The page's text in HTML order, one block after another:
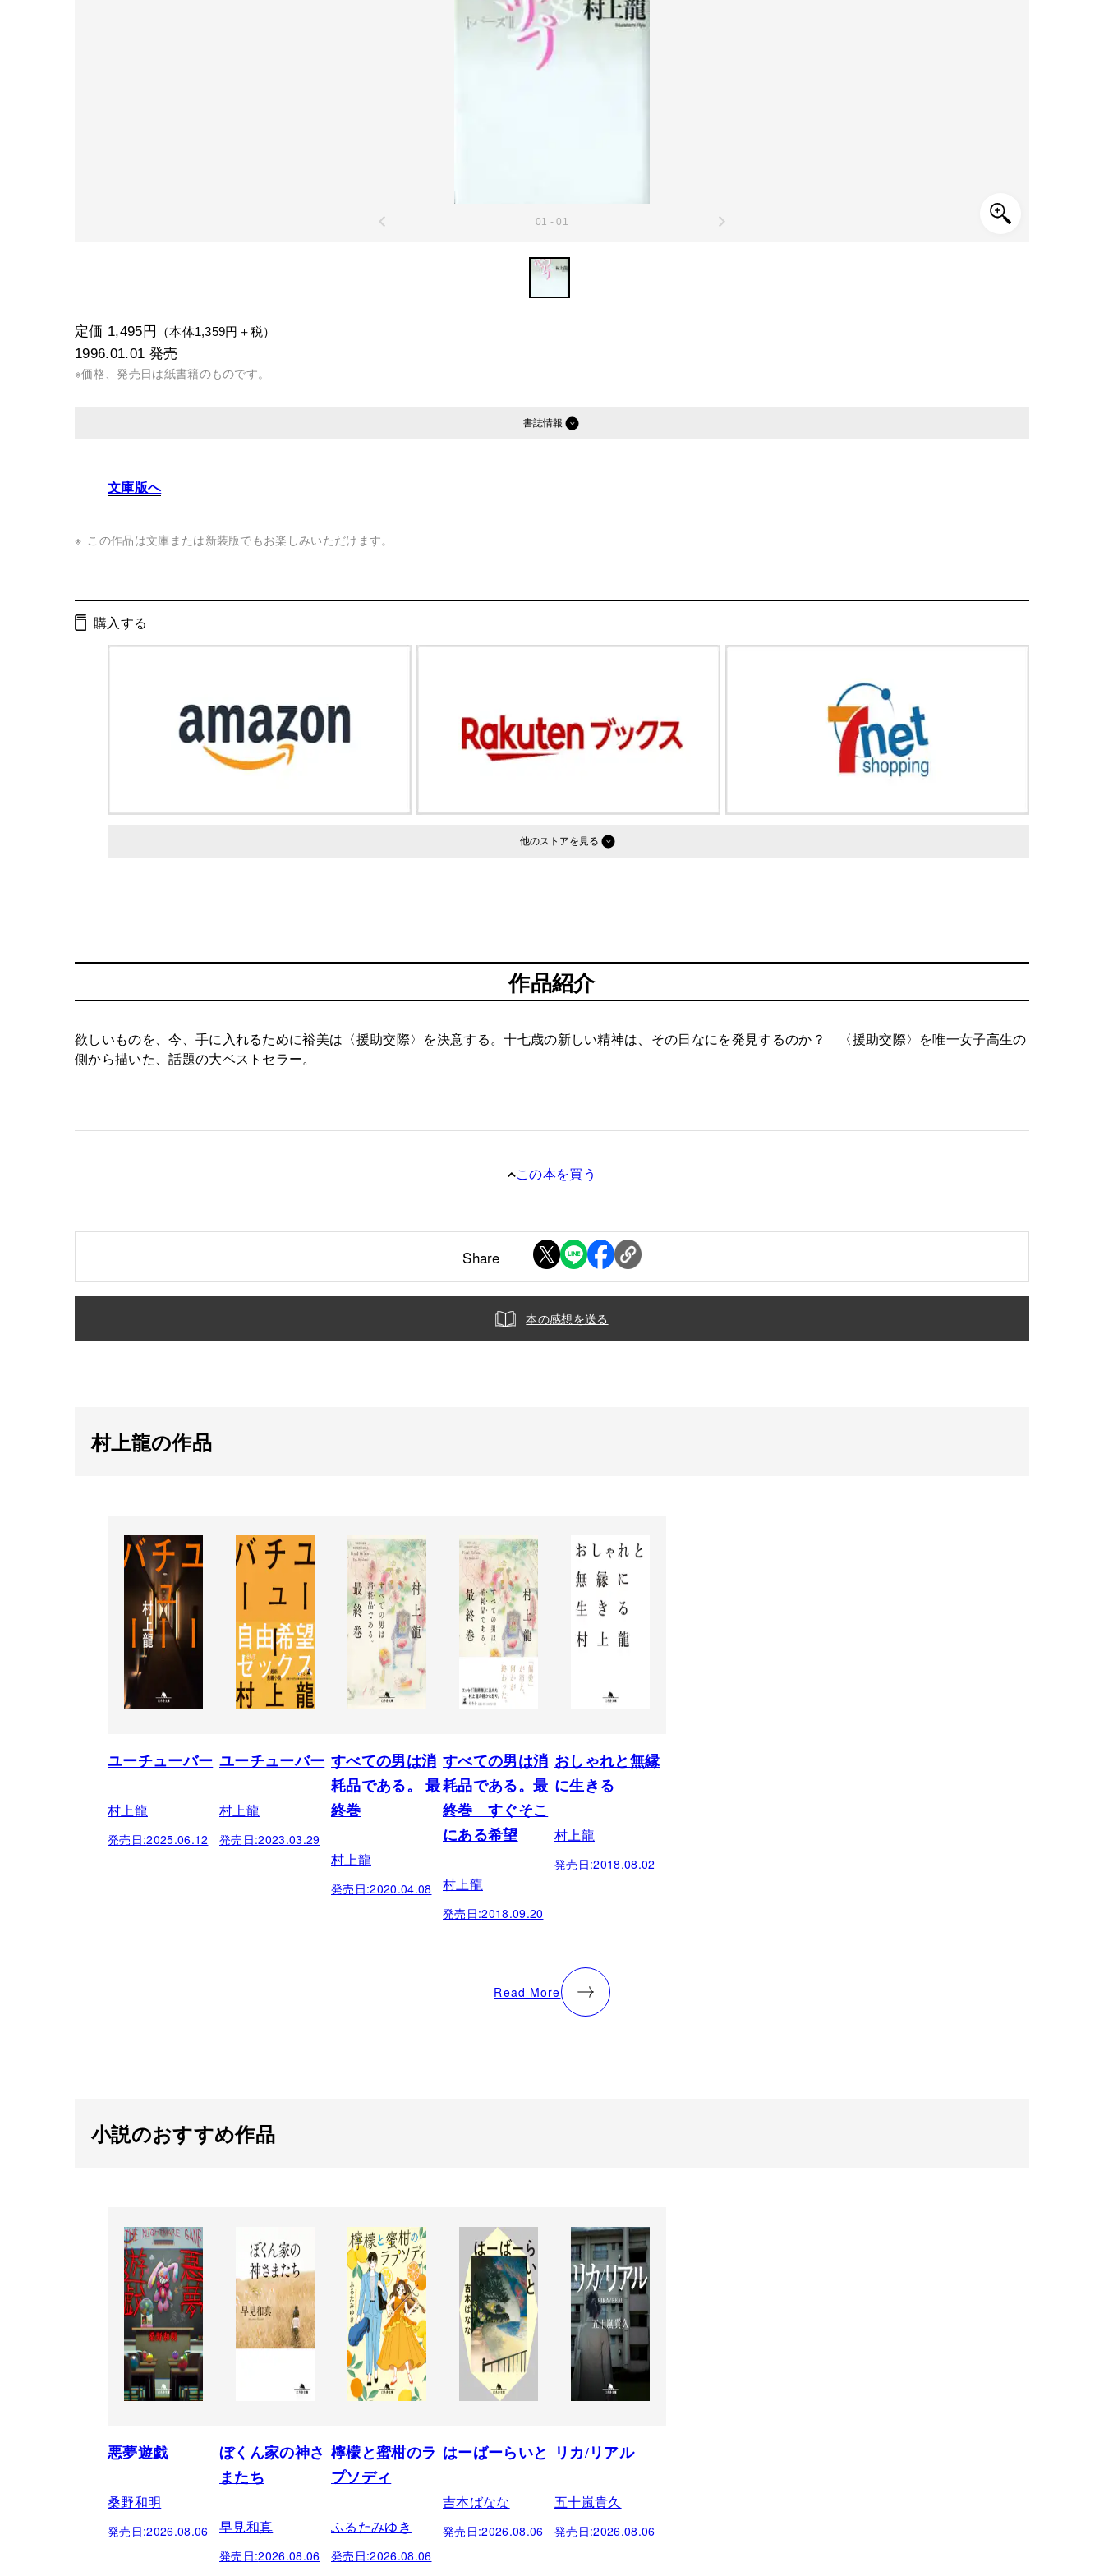
01 - 01
定価 1,495円 （本体1,359円＋税）
1996.01.01 発売
※価格、発売日は紙書籍のものです。
書誌情報
ISBN： 9784877281359
判型： 四六判
文庫版へ
この作品は文庫または新装版でもお楽しみいただけます。
購入する
他のストア
作品紹介
欲しいものを、今、手に入れるために裕美は〈援助交際〉を決意する。十七歳の新しい精神は、その日なにを発見するのか？ 〈援助交際〉を唯一女子高生の
側から描いた、話題の大ベストセラー。
この本を買う
Share
本の感想を送る
村上龍の作品
ユーチューバー
村上龍
発売日:2025.06.12
ユーチューバー
村上龍
発売日:2023.03.29
すべての男は消
耗品である。 最
終巻
村上龍
発売日:2020.04.08
すべての男は消
耗品である。最
終巻 すぐそこ
にある希望
村上龍
発売日:2018.09.20
おしゃれと無縁
に生きる
村上龍
発売日:2018.08.02
Read More
小説のおすすめ作品
悪夢遊戯
桑野和明
発売日:2026.08.06
ぼくん家の神さ
またち
早見和真
発売日:2026.08.06
檸檬と蜜柑のラ
プソディ
ふるたみゆき
発売日:2026.08.06
はーばーらいと
吉本ばなな
発売日:2026.08.06
リカ/リアル
五十嵐貴久
発売日:2026.08.06